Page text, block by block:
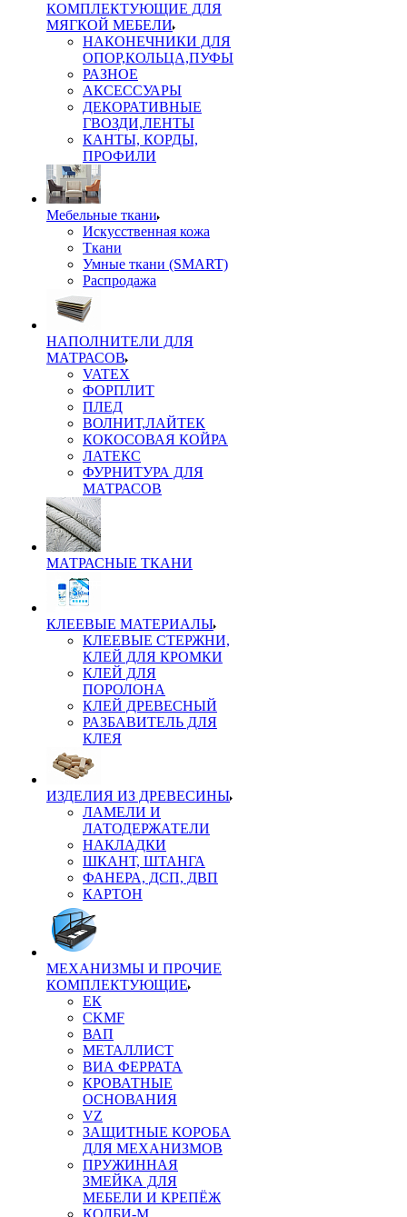
КОМПЛЕКТУЮЩИЕ ДЛЯ
МЯГКОЙ МЕБЕЛИ
НАКОНЕЧНИКИ ДЛЯ
ОПОР,КОЛЬЦА,ПУФЫ
РАЗНОЕ
АКСЕССУАРЫ
ДЕКОРАТИВНЫЕ
ГВОЗДИ,ЛЕНТЫ
КАНТЫ, КОРДЫ,
ПРОФИЛИ
Мебельные ткани
Искусственная кожа
Ткани
Умные ткани (SMART)
Распродажа
НАПОЛНИТЕЛИ ДЛЯ
МАТРАСОВ
VATEX
ФОРПЛИТ
ПЛЕД
ВОЛНИТ,ЛАЙТЕК
КОКОСОВАЯ КОЙРА
ЛАТЕКС
ФУРНИТУРА ДЛЯ
МАТРАСОВ
МАТРАСНЫЕ ТКАНИ
КЛЕЕВЫЕ МАТЕРИАЛЫ
КЛЕЕВЫЕ СТЕРЖНИ,
КЛЕЙ ДЛЯ КРОМКИ
КЛЕЙ ДЛЯ
ПОРОЛОНА
КЛЕЙ ДРЕВЕСНЫЙ
РАЗБАВИТЕЛЬ ДЛЯ
КЛЕЯ
ИЗДЕЛИЯ ИЗ ДРЕВЕСИНЫ
ЛАМЕЛИ И
ЛАТОДЕРЖАТЕЛИ
НАКЛАДКИ
ШКАНТ, ШТАНГА
ФАНЕРА, ДСП, ДВП
КАРТОН
МЕХАНИЗМЫ И ПРОЧИЕ
КОМПЛЕКТУЮЩИЕ
ЕК
CKMF
ВАП
МЕТАЛЛИСТ
ВИА ФЕРРАТА
КРОВАТНЫЕ
ОСНОВАНИЯ
VZ
ЗАЩИТНЫЕ КОРОБА
ДЛЯ МЕХАНИЗМОВ
ПРУЖИННАЯ
ЗМЕЙКА ДЛЯ
МЕБЕЛИ И КРЕПЁЖ
КОЛБИ-М